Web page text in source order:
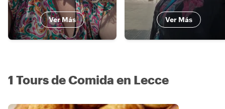
Ver Más Ver Más
1 Tours de Comida en Lecce